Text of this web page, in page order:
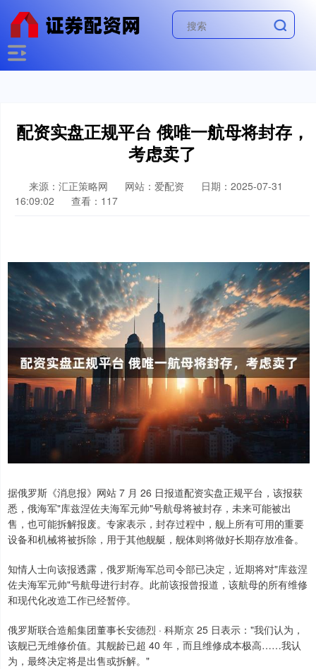
配资实盘正规平台 俄唯一航母将封存，
考虑卖了
来源：汇正策略网 网站：爱配资
日期：2025-07-31
16:09:02
查看：117
据俄罗斯《消息报》网站 7 月 26 日报道配资实盘正规平台，该报获
悉，俄海军"库兹涅佐夫海军元帅"号航母将被封存，未来可能被出
售，也可能拆解报废。专家表示，封存过程中，舰上所有可用的重要
设备和机械将被拆除，用于其他舰艇，舰体则将做好长期存放准备。
知情人士向该报透露，俄罗斯海军总司令部已决定，近期将对"库兹涅
佐夫海军元帅"号航母进行封存。此前该报曾报道，该航母的所有维修
和现代化改造工作已经暂停。
俄罗斯联合造船集团董事长安德烈 · 科斯京 25 日表示："我们认为，
该舰已无维修价值。其舰龄已超 40 年，而且维修成本极高……我认
为，最终决定将是出售或拆解。"